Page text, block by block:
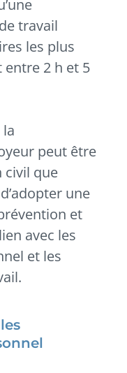
travail
les plus
entre 2 h et 5
peut être
civil que
une
et
avec les
et les